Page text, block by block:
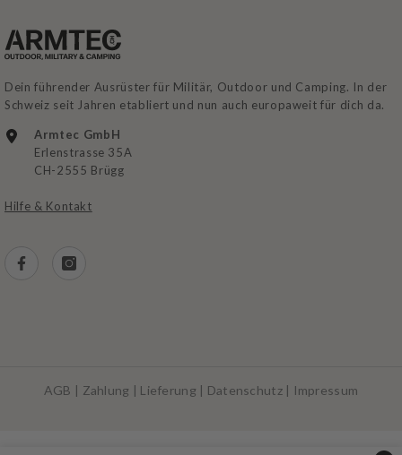
Dein führender Ausrüster für Militär, Outdoor und Camping. In der
Schweiz seit Jahren etabliert und nun auch europaweit für dich da.
Armtec GmbH
Erlenstrasse 35A
CH-2555 Brügg
Hilfe & Kontakt
AGB | Zahlung | Lieferung | Datenschutz| Impressum